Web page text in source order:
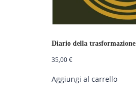
Diario della trasformazione
35,00€
Aggiungi al carrello